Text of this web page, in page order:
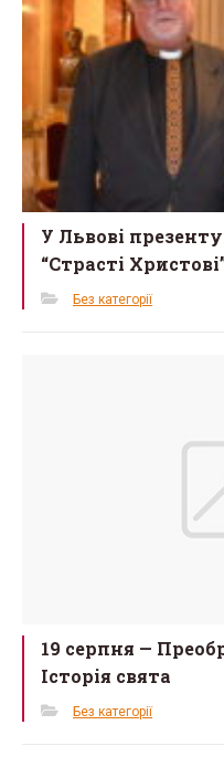
k
У Львові
“Страсті
Без категорії
19 серпня —
Історія свята
Без категорії